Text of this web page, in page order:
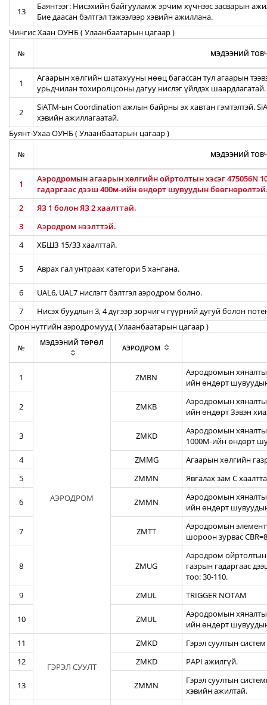
13
Баянтээг: Нисэхийн байгууламж эрчим хүчнээс засварын
Бие даасан бэлтгэл тэжээлээр хэвийн ажиллана.
Чингис Хаан ОУНБ ( Улаанбаатарын цагаар )
№ МЭДЭЭНИЙ
1
Агаарын хөлгийн шатахууны нөөц багассан тул агаарын
урьдчилан тохиролцсоны дагуу нислэг үйлдэх шаардлагатай.
2
SiATM-ын Coordination ажлын байрны эх хавтан гэмтэлтэй.
хэвийн ажиллагаатай.
Буянт-Ухаа ОУНБ ( Улаанбаатарын цагаар )
№ МЭДЭЭНИЙ
1
Аэродромын агаарын хөлгийн ойртолтын хэсэг 475056N
гадаргаас дээш 400м-ийн өндөрт шувуудын
2
ЯЗ 1 болон ЯЗ 2 хаалттай.
3
Аэродром нээлттэй.
4
ХБШЗ 15/33 хаалттай.
5 Аврах гал унтраах категори 5 хангана.
6
UAL6, UAL7 нислэгт бэлтгэл аэродром болно.
7
Нисэх буудлын 3, 4 дүгээр зорчигч гүүрний дугуй болон
Орон нутгийн аэродромууд ( Улаанбаатарын цагаар )
№
МЭДЭЭНИЙ ТӨРӨЛ
АЭРОДРОМ
1
АЭРОДРОМ
ZMBN
Аэродромын
ийн өндөрт
2 ZMKB
Аэродромын
ийн өндөрт Зэвэн
3 ZMKD
Аэродромын
1000М-ийн өндөрт
4
ZMMG
Агаарын хөлгийн
5
ZMMN Явгалах зам С
6 ZMMN
Аэродромын
ийн өндөрт
7 ZMTT
Аэродромын
шороон зурвас
8 ZMUG
Аэродром ойртолтын
газрын гадаргаас
тоо: 30-110.
9
ZMUL TRIGGER NOTAM
10 ZMUL
Аэродромын
ийн өндөрт
11
ГЭРЭЛ СУУЛТ
ZMKD
Гэрэл суултын
12
ZMKD PAPI ажилгүй.
13 ZMMN
Гэрэл суултын
хэвийн ажилтай.